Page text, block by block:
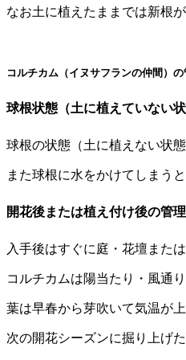
なお土に植えたままでは新根
コルチカム（イヌサフランの仲間）
球根状態（土に植えていない
球根の状態（土に植えない状
また球根に水をかけてしまう
開花後または植え付け後の管理
入手後はすぐに庭・花壇また
コルチカムは陽当たり・風通
葉は早春から芽吹いて気温が
次の開花シーズンに掘り上げ